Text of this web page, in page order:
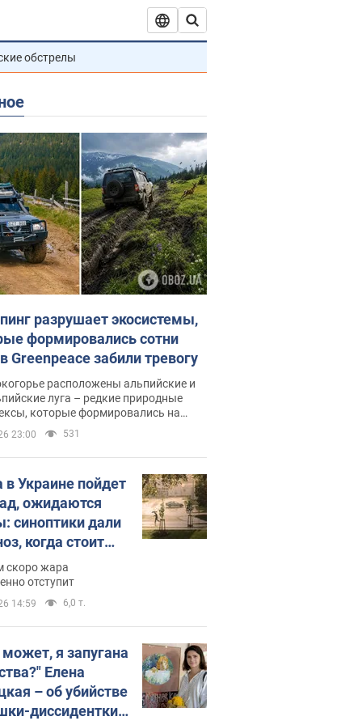
обстрелы
разрушает экосистемы,
формировались сотни
Greenpeace забили тревогу
расположены альпийские и
луга – редкие природные
которые формировались на
сотен лет
23:00 531
Украине пойдет
ожидаются
синоптики дали
когда стоит
изменения
скоро жара
отступит
14:59 6,0 т.
я запугана
Елена
– об убийстве
диссидентки